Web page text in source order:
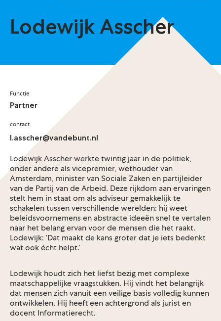
Lodewijk Asscher
Functie
Partner
contact
l.asscher@vandebunt.nl
Lodewijk Asscher werkte twintig jaar in de politiek,
onder andere als vicepremier, wethouder van
Amsterdam, minister van Sociale Zaken en partijleider
van de Partij van de Arbeid. Deze rijkdom aan ervaringen
stelt hem in staat om als adviseur gemakkelijk te
schakelen tussen verschillende werelden: hij weet
beleidsvoornemens en abstracte ideeën snel te vertalen
naar het belang ervan voor de mensen die het raakt.
Lodewijk: ‘Dat maakt de kans groter dat je iets bedenkt
wat ook écht helpt.’
Lodewijk houdt zich het liefst bezig met complexe
maatschappelijke vraagstukken. Hij vindt het belangrijk
dat mensen zich vanuit een veilige basis volledig kunnen
ontwikkelen. Hij heeft een achtergrond als jurist en
docent Informatierecht.